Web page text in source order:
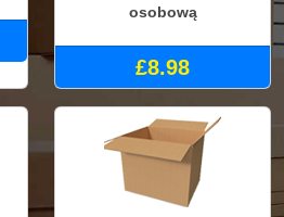
osobową
£8.98